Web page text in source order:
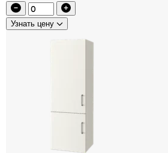
Узнать цену